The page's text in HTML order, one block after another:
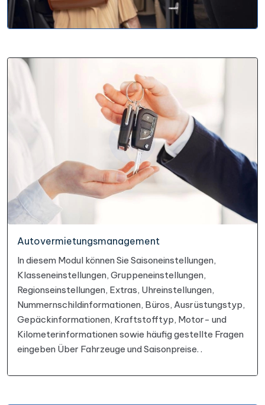
Autovermietungsmanagement
In diesem Modul können Sie Saisoneinstellungen,
Klasseneinstellungen, Gruppeneinstellungen,
Regionseinstellungen, Extras, Uhreinstellungen,
Nummernschildinformationen, Büros, Ausrüstungstyp,
Gepäckinformationen, Kraftstofftyp, Motor- und
Kilometerinformationen sowie häufig gestellte Fragen
eingeben Über Fahrzeuge und Saisonpreise. .